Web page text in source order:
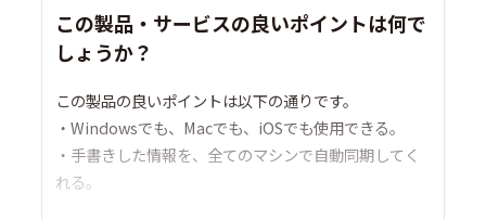
この製品・サービスの良いポイントは何で
しょうか？
この製品の良いポイントは以下の通りです。
・Windowsでも、Macでも、iOSでも使用できる。
・手書きした情報を、全てのマシンで自動同期してく
れる。